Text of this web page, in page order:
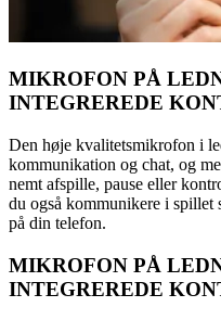
MIKROFON PÅ
INTEGREREDE
Den høje kvalitetsmikrofon i
kommunikation og chat, og
nemt afspille, pause eller
du også kommunikere i spillet
på din telefon.
MIKROFON PÅ
INTEGREREDE